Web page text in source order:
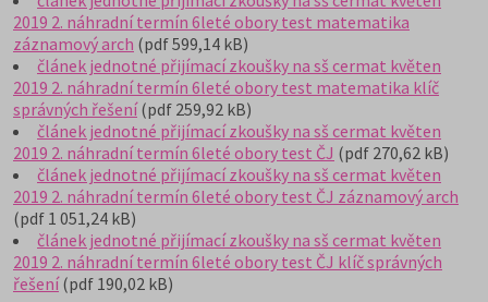
2019 2. náhradní termín 6leté obory test matematika
záznamový arch (pdf 599,14 kB)
článek jednotné přijímací zkoušky na sš cermat květen
2019 2. náhradní termín 6leté obory test matematika klíč
správných řešení(pdf 259,92 kB)
článek jednotné přijímací zkoušky na sš cermat květen
2019 2. náhradní termín 6leté obory test ČJ (pdf 270,62 kB)
článek jednotné přijímací zkoušky na sš cermat květen
2019 2. náhradní termín 6leté obory test ČJ záznamový arch
(pdf 1 051,24 kB)
článek jednotné přijímací zkoušky na sš cermat květen
2019 2. náhradní termín 6leté obory test ČJ klíč správných
řešení(pdf 190,02 kB)